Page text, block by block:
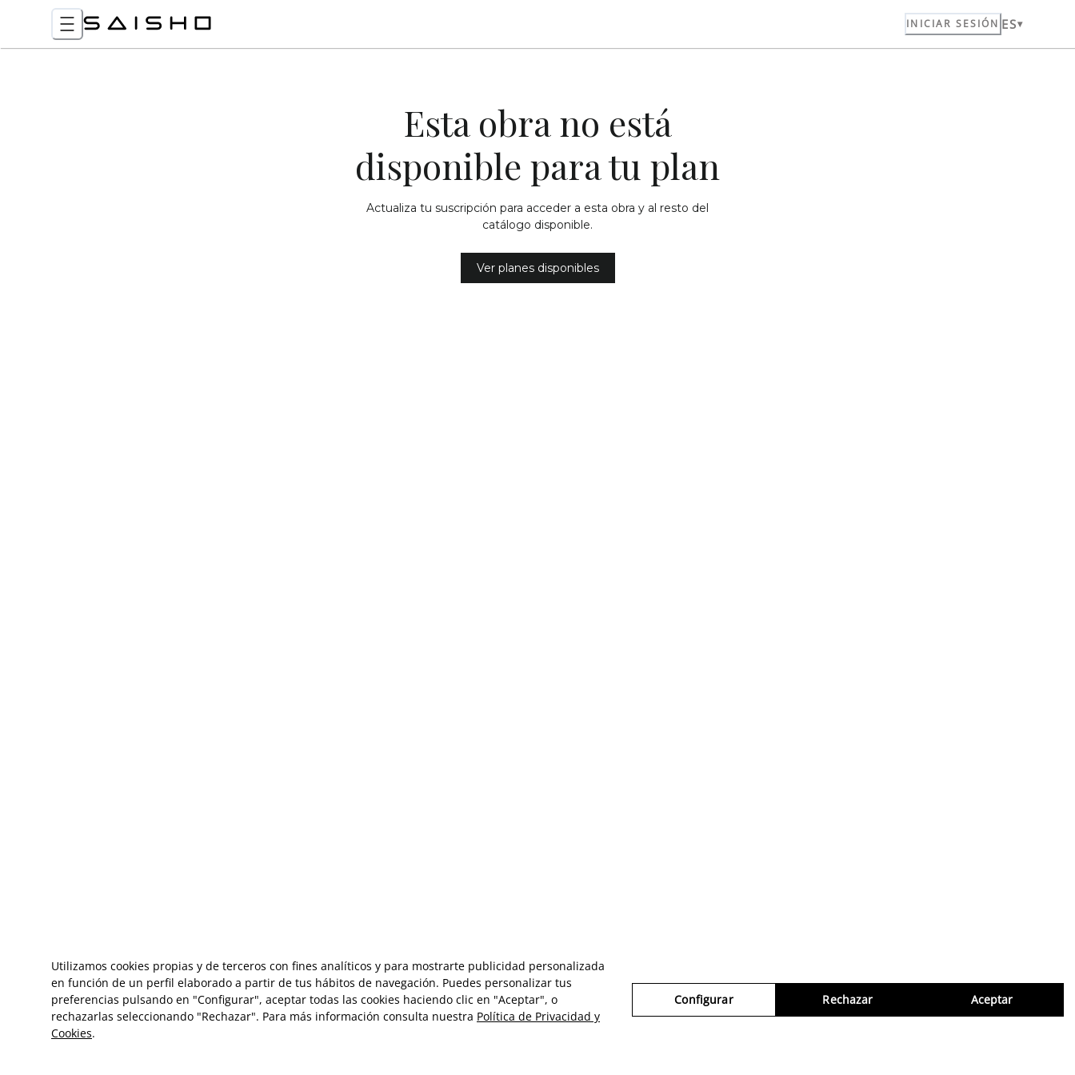
INICIAR SESIÓN ES
Esta obra no está
disponible para tu plan
Actualiza tu suscripción para acceder a esta obra y al resto del
catálogo disponible.
Ver planes disponibles
Utilizamos cookies propias y de terceros con fines analíticos y para mostrarte publicidad personalizada
en función de un perfil elaborado a partir de tus hábitos de navegación. Puedes personalizar tus
preferencias pulsando en "Configurar", aceptar todas las cookies haciendo clic en "Aceptar", o
rechazarlas seleccionando "Rechazar". Para más información consulta nuestra Política de Privacidad y
Cookies.
Configurar Rechazar Aceptar